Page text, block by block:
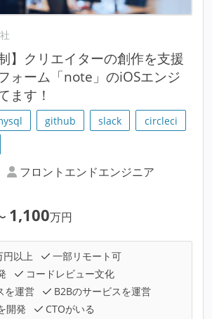
】クリエイターの創作を支援
ォーム「note」のiOSエンジ
ます！
github slack
circleci
フロントエンドエンジニア
1,100万円
円以上
一部リモート可
コードレビュー文化
を運営
B2Bのサービスを運営
開発
CTOがいる